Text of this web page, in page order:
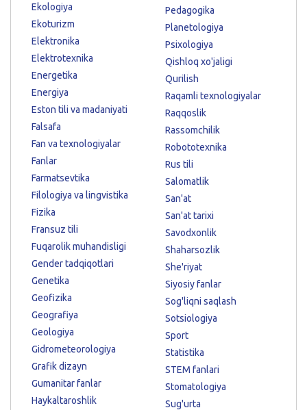
Ekologiya
Ekoturizm
Elektronika
Elektrotexnika
Energetika
Energiya
Eston tili va madaniyati
Falsafa
Fan va texnologiyalar
Fanlar
Farmatsevtika
Filologiya va lingvistika
Fizika
Fransuz tili
Fuqarolik muhandisligi
Gender tadqiqotlari
Genetika
Geofizika
Geografiya
Geologiya
Gidrometeorologiya
Grafik dizayn
Gumanitar fanlar
Haykaltaroshlik
Pedagogika
Planetologiya
Psixologiya
Qishloq xo'jaligi
Qurilish
Raqamli texnologiyalar
Raqqoslik
Rassomchilik
Robototexnika
Rus tili
Salomatlik
San'at
San'at tarixi
Savodxonlik
Shaharsozlik
She'riyat
Siyosiy fanlar
Sog'liqni saqlash
Sotsiologiya
Sport
Statistika
STEM fanlari
Stomatologiya
Sug'urta